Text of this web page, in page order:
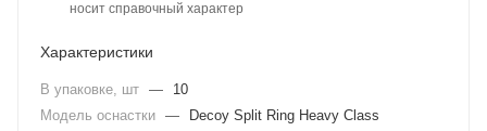
носит справочный характер
Характеристики
В упаковке, шт —
10
Модель оснастки —
Decoy Split Ring Heavy Class